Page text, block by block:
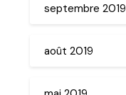
septembre 2019
août 2019